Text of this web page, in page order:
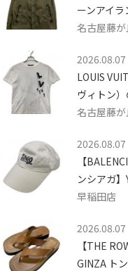
ーンアイラ
名古屋藤
2026.08.07
LOUIS
ヴィトン）
名古屋藤
2026.08.07
【
ンシアガ】
早稲田店
2026.08.07
【THE
GINZA ト